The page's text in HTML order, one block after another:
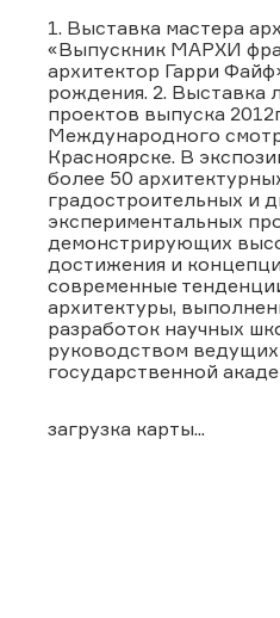
1. Выставка мастера
«Выпускник МАРХИ
архитектор Гарри
рождения. 2. Выставка
проектов выпуска
Международного
Красноярске. В
более 50
градостроительных и
экспериментальных
демонстрирующих
достижения и
современные
архитектуры,
разработок научных
руководством
государственной
загрузка карты...